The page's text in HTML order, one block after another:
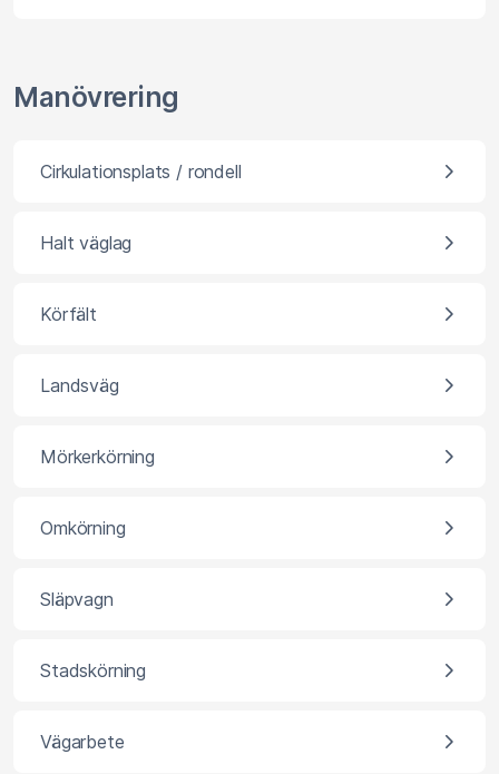
Manövrering
Cirkulationsplats / rondell
Halt väglag
Körfält
Landsväg
Mörkerkörning
Omkörning
Släpvagn
Stadskörning
Vägarbete